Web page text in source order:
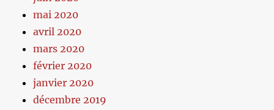
mai 2020
avril 2020
mars 2020
février 2020
janvier 2020
décembre 2019